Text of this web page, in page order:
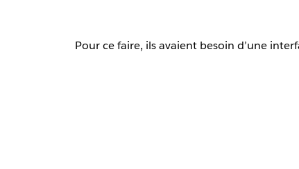
Pour ce faire, ils avaient besoin d’une